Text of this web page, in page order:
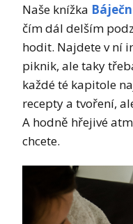
Naše knížka
čím dál delším
hodit. Najdete v ní
piknik, ale taky
každé té kapitole
recepty a tvoření,
A hodně hřejivé
chcete.